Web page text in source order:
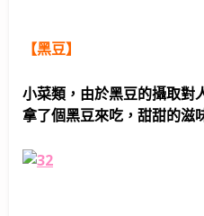
【黑豆】
小菜類，由於黑豆的攝取對
拿了個黑豆來吃，甜甜的滋